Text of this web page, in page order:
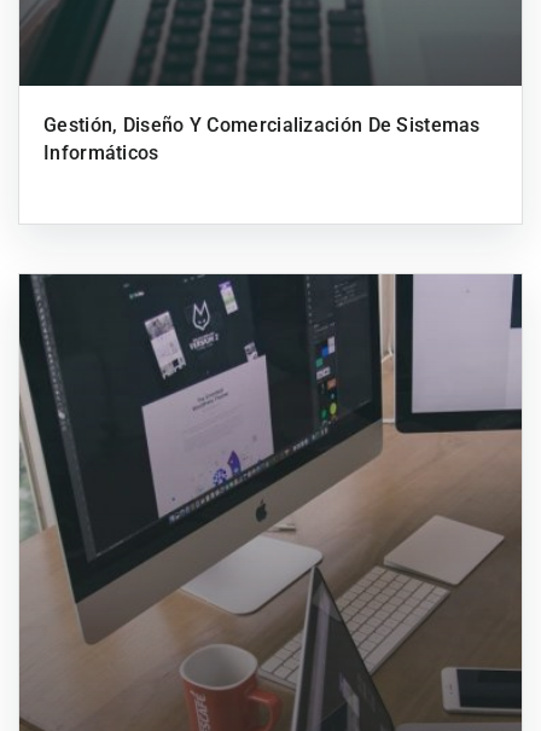
Gestión, Diseño Y Comercialización De Sistemas
Informáticos